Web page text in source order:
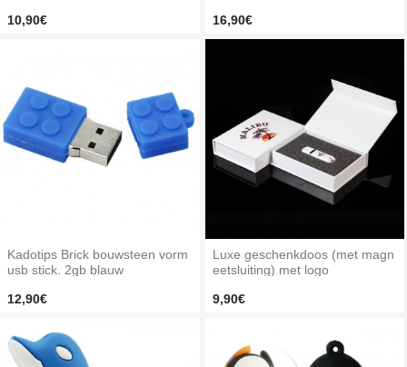
10,90€
16,90€
Kadotips Brick bouwsteen vorm
usb stick. 2gb blauw
12,90€
Luxe geschenkdoos (met magn
eetsluiting) met logo
9,90€